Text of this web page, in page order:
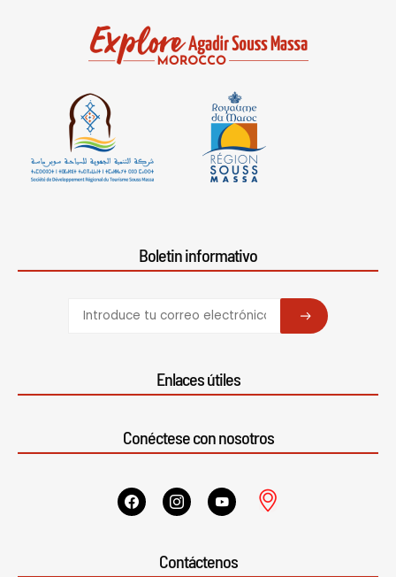
Boletin informativo
SUBSCRIBE
Enlaces útiles
Conéctese con nosotros
Contáctenos